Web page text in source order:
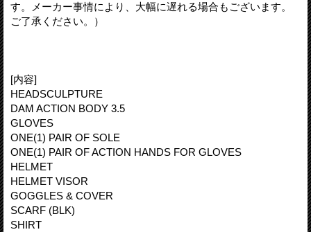
す。メーカー事情により、大幅に遅れる場合もございます。
ご了承ください。）
[内容]
HEADSCULPTURE
DAM ACTION BODY 3.5
GLOVES
ONE(1) PAIR OF SOLE
ONE(1) PAIR OF ACTION HANDS FOR GLOVES
HELMET
HELMET VISOR
GOGGLES & COVER
SCARF (BLK)
SHIRT